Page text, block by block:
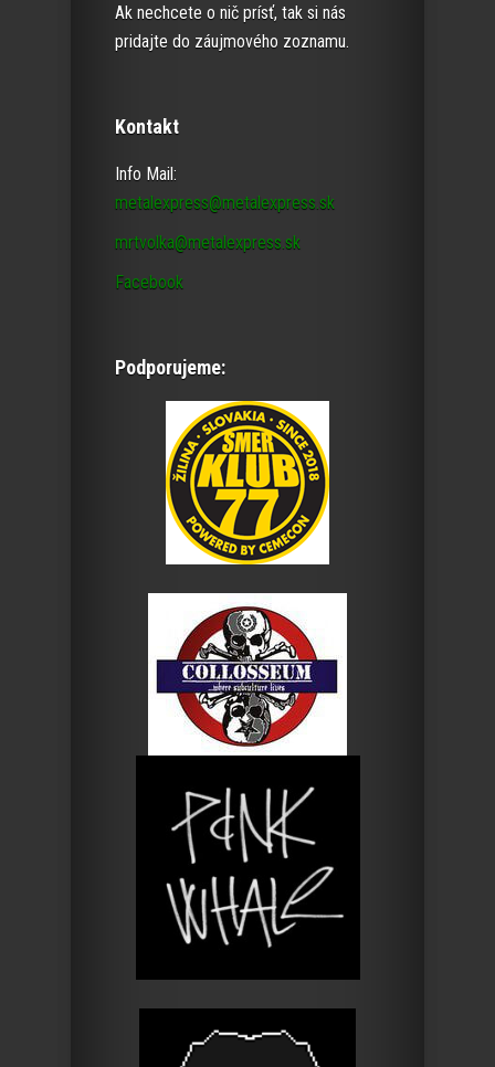
Ak nechcete o nič prísť, tak si nás
pridajte do záujmového zoznamu.
Kontakt
Info Mail:
metalexpress@metalexpress.sk
mrtvolka@metalexpress.sk
Facebook
Podporujeme: